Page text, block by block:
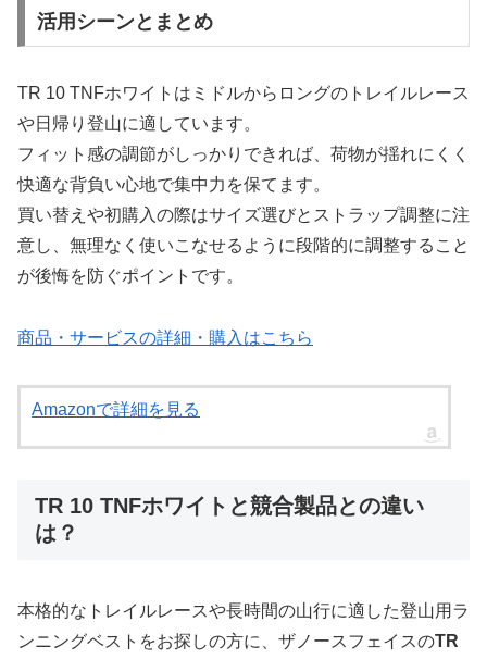
活用シーンとまとめ
TR 10 TNFホワイトはミドルからロングのトレイルレース
や日帰り登山に適しています。
フィット感の調節がしっかりできれば、荷物が揺れにくく
快適な背負い心地で集中力を保てます。
買い替えや初購入の際はサイズ選びとストラップ調整に注
意し、無理なく使いこなせるように段階的に調整すること
が後悔を防ぐポイントです。
商品・サービスの詳細・購入はこちら
Amazonで詳細を見る
TR 10 TNFホワイトと競合製品との違い
は？
本格的なトレイルレースや長時間の山行に適した登山用ラ
ンニングベストをお探しの方に、ザノースフェイスのTR